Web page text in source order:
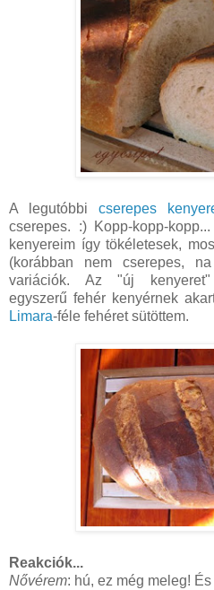
A legutóbbi cserepes
cserepes. :) Kopp-kopp-
kenyereim így tökéletesek,
(korábban nem cserepes,
variációk. Az "új kenyeret"
egyszerű fehér kenyérnek
Limara-féle fehéret sütöttem.
Reakciók...
Nővérem: hú, ez még meleg!